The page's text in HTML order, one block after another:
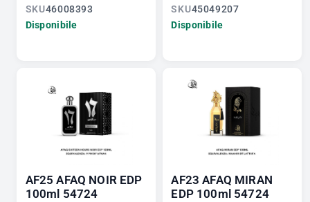
SKU46008393
Disponibile
SKU45049207
Disponibile
AF25 AFAQ NOIR EDP
100ml 54724
AF23 AFAQ MIRAN
EDP 100ml 54724